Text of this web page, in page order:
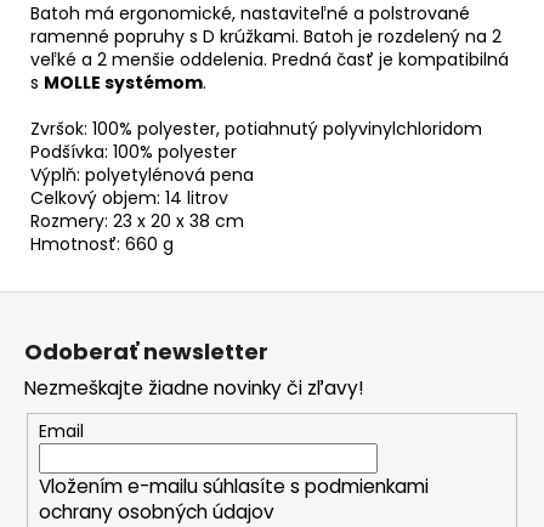
Batoh má ergonomické, nastaviteľné a polstrované
ramenné popruhy s D krúžkami. Batoh je rozdelený na 2
veľké a 2 menšie oddelenia. Predná časť je kompatibilná
s MOLLE systémom.
Zvršok: 100% polyester, potiahnutý polyvinylchloridom
Podšívka: 100% polyester
Výplň: polyetylénová pena
Celkový objem: 14 litrov
Rozmery: 23 x 20 x 38 cm
Hmotnosť: 660 g
Odoberať newsletter
Nezmeškajte žiadne novinky či zľavy!
Email
Vložením e-mailu súhlasíte s podmienkami
ochrany osobných údajov